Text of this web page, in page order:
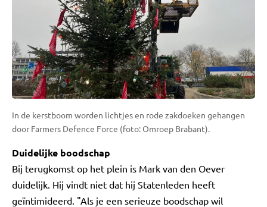
In de kerstboom worden lichtjes en rode zakdoeken gehangen
door Farmers Defence Force (foto: Omroep Brabant).
Duidelijke boodschap
Bij terugkomst op het plein is Mark van den Oever
duidelijk. Hij vindt niet dat hij Statenleden heeft
geïntimideerd. "Als je een serieuze boodschap wil